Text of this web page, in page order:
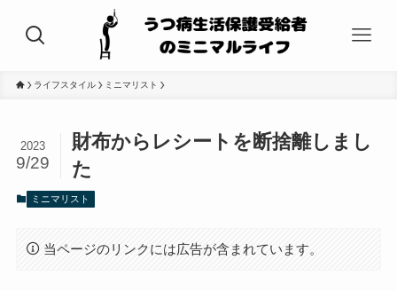
ライフスタイル ミニマリスト
財布からレシートを断捨離しまし
た
2023
9/29
ミニマリスト
当ページのリンクには広告が含まれています。